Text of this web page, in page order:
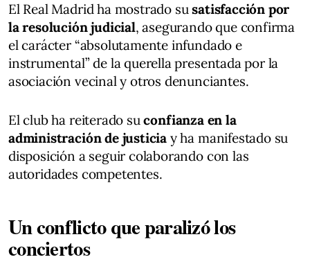
El Real Madrid ha mostrado susatisfacción por
la resolución judicial, asegurando que confirma
el carácter “absolutamente infundado e
instrumental” de la querella presentada por la
asociación vecinal y otros denunciantes.
El club ha reiterado suconfianza en la
administración de justicia y ha manifestado su
disposición a seguir colaborando con las
autoridades competentes.
Un conflicto que paralizó los
conciertos